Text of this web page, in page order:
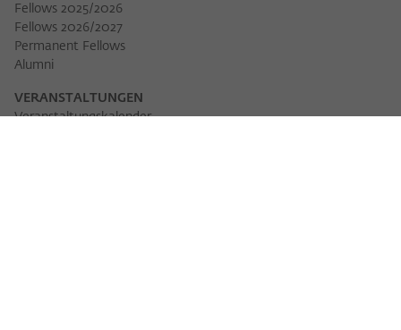
Fellows 2025/2026
Fellows 2026/2027
Permanent Fellows
Alumni
VERANSTALTUNGEN
Veranstaltungskalender